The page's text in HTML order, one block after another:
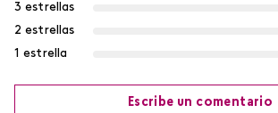
3 estrellas
2 estrellas
1 estrella
Escribe un comentario